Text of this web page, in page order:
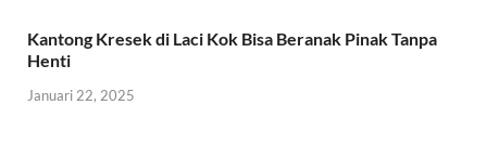
Kantong Kresek di Laci Kok Bisa Beranak Pinak Tanpa
Henti
Januari 22, 2025